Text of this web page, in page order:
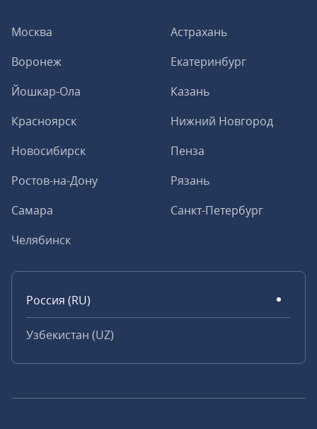
Москва
Астрахань
Воронеж
Екатеринбург
Йошкар-Ола
Казань
Красноярск
Нижний Новгород
Новосибирск
Пенза
Ростов-на-Дону
Рязань
Самара
Санкт-Петербург
Челябинск
Россия (RU)
Узбекистан (UZ)